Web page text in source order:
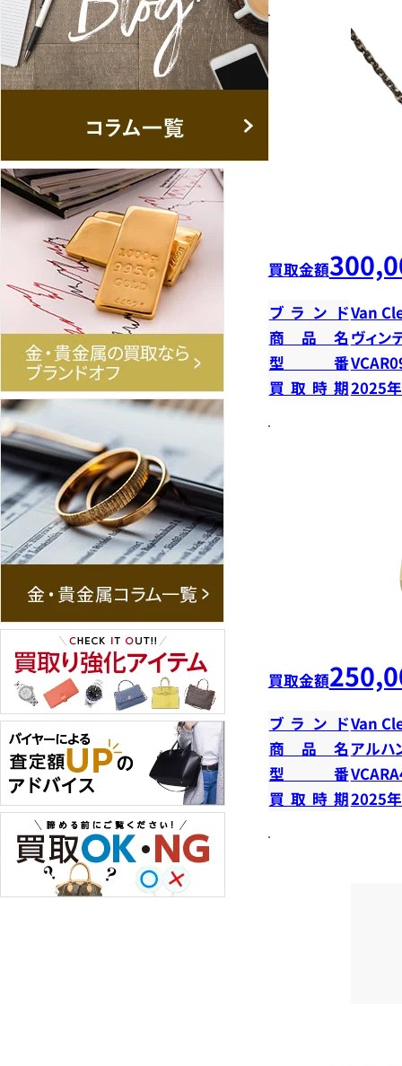
買取金額
ブランドVan
商品名 ヴィン
型番
買取時期2025
買取金額
ブランドVan
商品名アルハ
型番
買取時期2025